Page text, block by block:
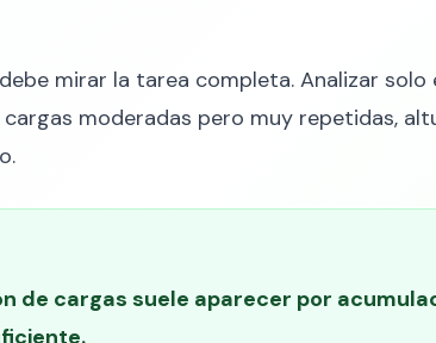
mirar la tarea completa. Analizar
moderadas pero muy repetidas,
de cargas suele aparecer por